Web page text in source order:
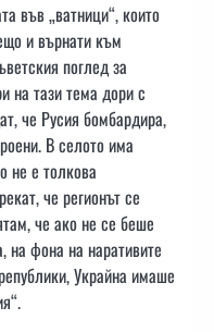
във „ватници“, които
и върнати към
поглед за
на тази тема дори с
че Русия бомбардира,
В селото има
не е толкова
че регионът се
че ако не се беше
на фона на наративите
Украйна имаше